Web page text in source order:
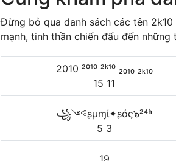
Đừng bỏ qua danh sách các tên
mạnh, tinh thần chiến đấu đến
2010 ²⁰¹⁰ ²ᵏ¹⁰ ₂₀₁₀ ₂ₖ₁₀
15 11
꧁༺ʂμɱί✦ʂóς๖²⁴ʱ
5 3
19